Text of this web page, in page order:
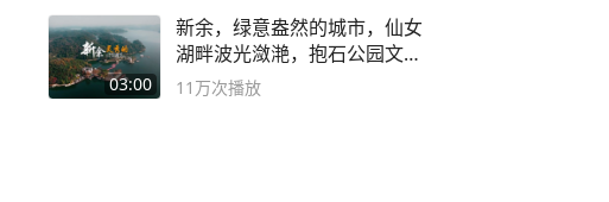
03:00
新余，绿意盎然的城市，仙女
湖畔波光潋滟，抱石公园文化
深邃……
11万次播放